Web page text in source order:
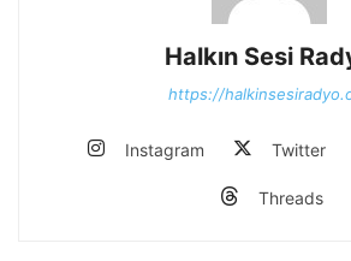
Halkın Sesi
https://
Instagram Twitter
Threads